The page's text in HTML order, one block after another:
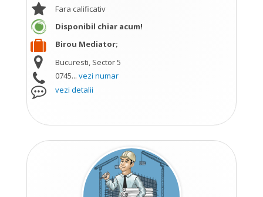
Fara calificativ
Disponibil chiar acum!
Birou Mediator;
Bucuresti, Sector 5
0745... vezi numar
vezi detalii